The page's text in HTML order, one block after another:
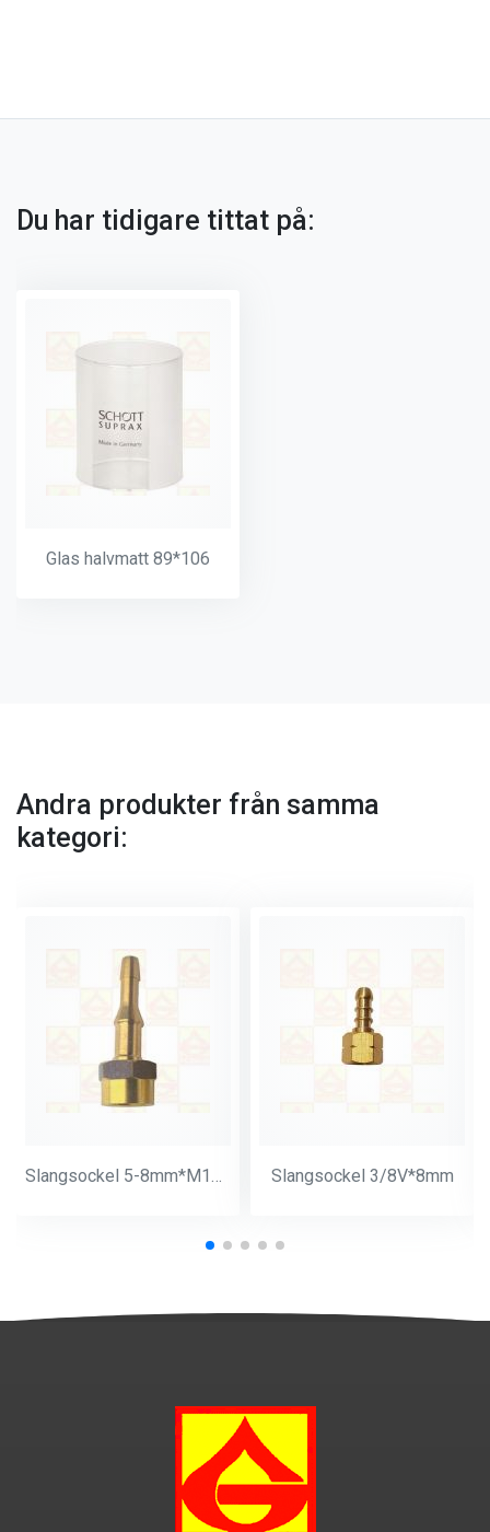
Du har tidigare tittat på:
Glas halvmatt 89*106
Andra produkter från samma
kategori:
Slangsockel 5-8mm*M14*1 Slangsockel 3/8V*8mm